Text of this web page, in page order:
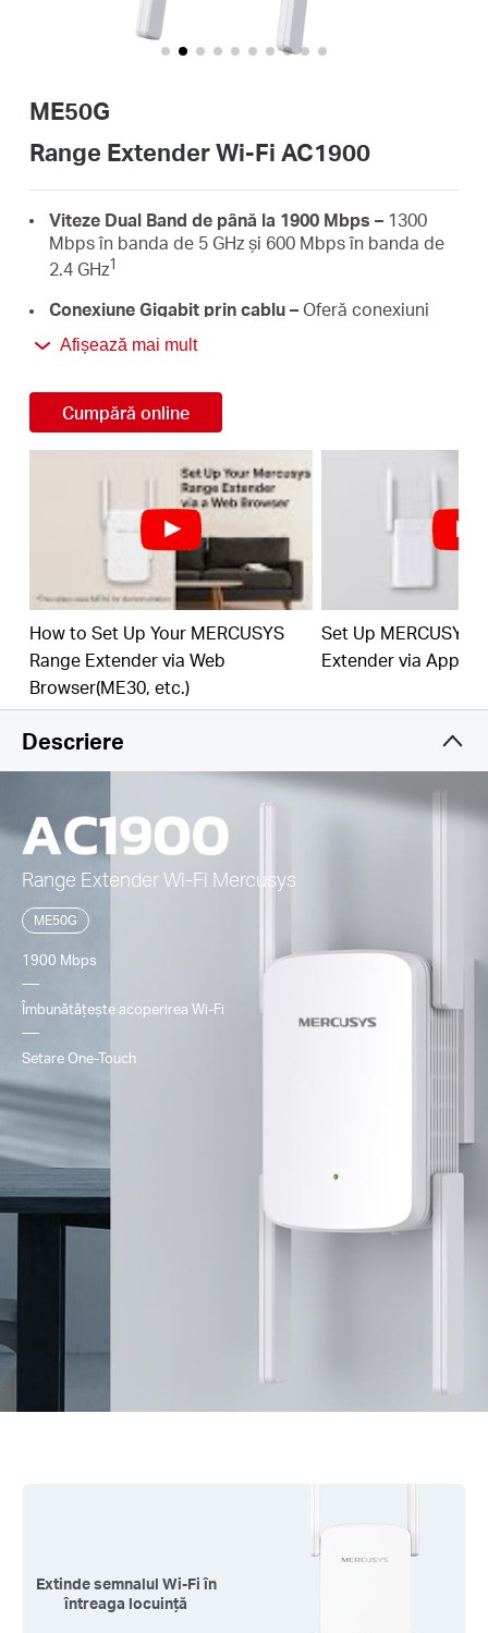
română
ME50G
Range Extender Wi-Fi AC1900
Viteze Dual Band de până la 1900 Mbps –1300
Mbps în banda de 5 GHz și 600 Mbps în banda de
2.4 GHz1
Conexiune Gigabit prin cablu –Oferă conexiuni
de jocuri
3×3 MU-MIMO –Conectează mai multe dispozitive
simultan
wireless din locuința ta2
Setare One-Touch –
Apasă pur și simplu butonul
WPS, pentru a extinde semnalele Wi-Fi, în doar
câteva secunde
Mod Access Point încorporat –Dispozitivul poate
fi transformat într-un Access Point cu ajutorul unui
cablu Ethernet
Administrare ușoară din aplicație -
distanță direct de pe dispozitivele tale iOS sau
Android
Afișează mai mult
Cumpără online
How to Set Up Your MERCUSYS
Range Extender via Web
Browser(ME30, etc.)
Set Up MERCUSYS
Extender via App
Descriere
Range Extender Wi-Fi Mercusys
ME50G
1900 Mbps
Îmbunătățește acoperirea Wi-Fi
Setare One-Touch
Extinde semnalul Wi-Fi în
întreaga locuință